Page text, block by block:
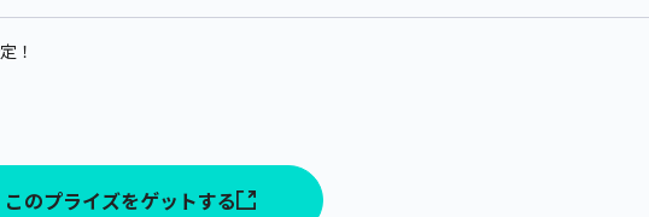
！
このプライズをゲットする